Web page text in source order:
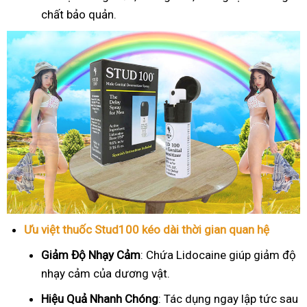
chất bảo quản.
Ưu việt thuốc Stud100 kéo dài thời gian quan hệ
Giảm Độ Nhạy Cảm: Chứa Lidocaine giúp giảm độ
nhạy cảm của dương vật.
Hiệu Quả Nhanh Chóng: Tác dụng ngay lập tức sau